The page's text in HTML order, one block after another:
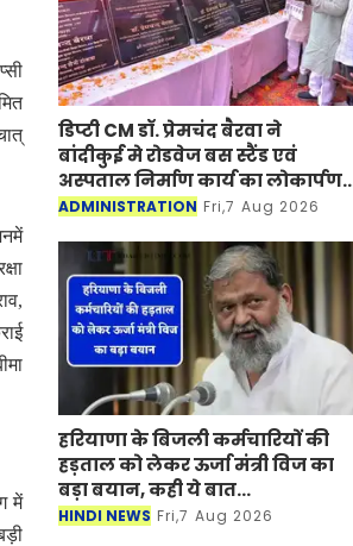
में
डिप्टी CM डॉ. प्रेमचंद बैरवा ने
बांदीकुई मे रोडवेज बस स्टैंड एवं
अस्पताल निर्माण कार्य का लोकार्पण-
शिलान्यास किया
ADMINISTRATION Fri,7 Aug 2026
हरियाणा के बिजली कर्मचारियों की
हड़ताल को लेकर ऊर्जा मंत्री विज का
बड़ा बयान, कही ये बात...
HINDI NEWS Fri,7 Aug 2026